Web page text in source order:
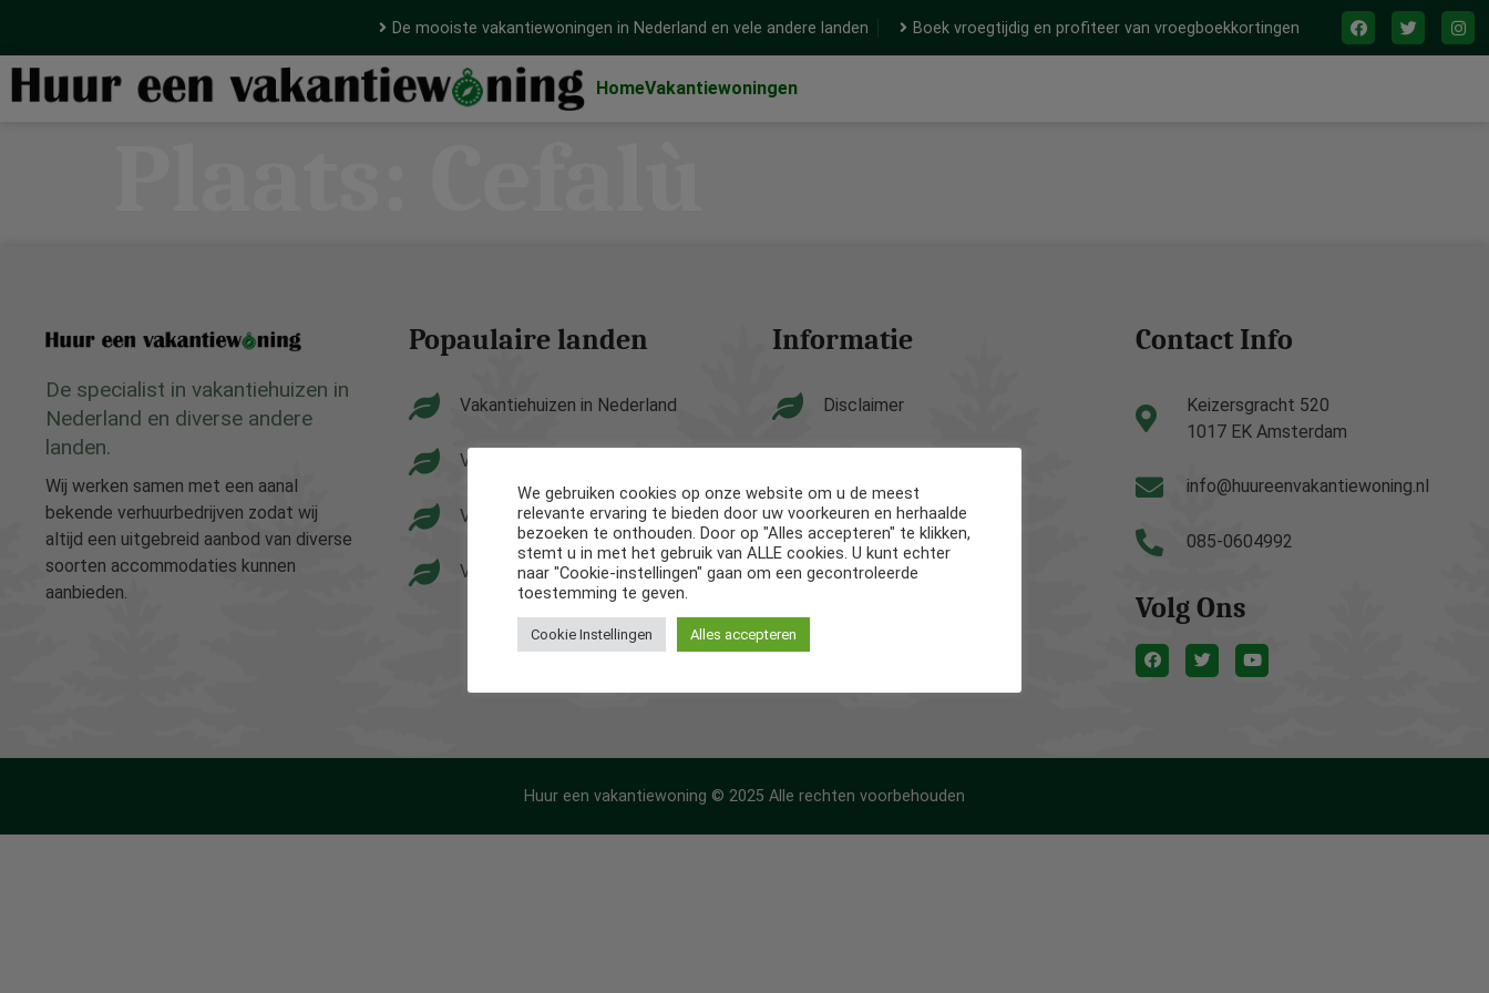
De mooiste vakantiewoningen in Nederland en vele andere landen Boek vroegtijdig en profiteer van vroegboekkortingen
HomeVakantiewoningen
De specialist in vakantiehuizen in
Nederland en diverse andere
landen.
Wij werken samen met een aanal
bekende verhuurbedrijven zodat wij
altijd een uitgebreid aanbod van diverse
soorten accommodaties kunnen
aanbieden.
Popaulaire landen
Vakantiehuizen in Nederland
Vakantiehuizen in België
Vakantiehuizen in Frankrijk
Vakantiehuizen in Spanje
Informatie
Disclaimer
Contact Info
Keizersgracht 520
1017 EK Amsterdam
info@huureenvakantiewoning.nl
085-0604992
Volg Ons
Huur een vakantiewoning © 2025 Alle rechten voorbehouden
We gebruiken cookies op onze website om u de meest
relevante ervaring te bieden door uw voorkeuren en herhaalde
bezoeken te onthouden. Door op "Alles accepteren" te klikken,
stemt u in met het gebruik van ALLE cookies. U kunt echter
naar "Cookie-instellingen" gaan om een gecontroleerde
toestemming te geven.
Cookie Instellingen Alles accepteren